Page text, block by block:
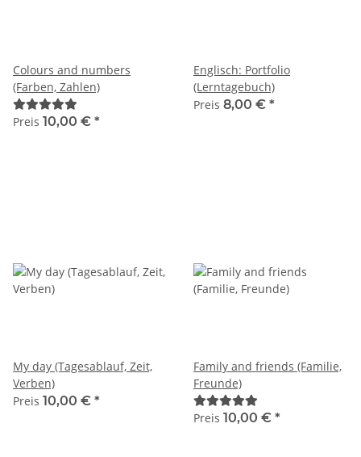
Colours and numbers
(Farben, Zahlen)
Preis 10,00 € *
Englisch: Portfolio
(Lerntagebuch)
Preis 8,00 € *
My day (Tagesablauf, Zeit,
Verben)
Preis 10,00 € *
Family and friends (Familie,
Freunde)
Preis 10,00 € *